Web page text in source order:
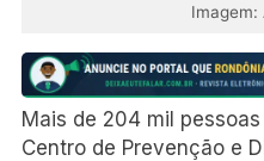
Imagem:
Mais de 204 mil
Centro de Prevenção e